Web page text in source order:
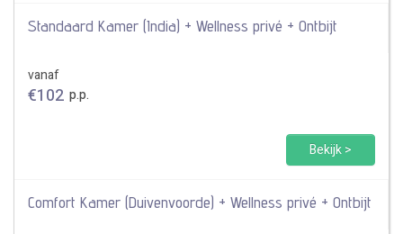
Standaard Kamer (India) + Wellness privé + Ontbijt
vanaf
€102 p.p.
Bekijk >
Comfort Kamer (Duivenvoorde) + Wellness privé + Ontbijt